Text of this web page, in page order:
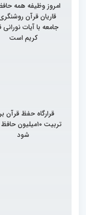
امروز وظیفه همه
قاریان قرآن
جامعه با آیات نورانی
کریم است
قرارگاه حفظ قرآن
تربیت ۱۰میلیون
شود